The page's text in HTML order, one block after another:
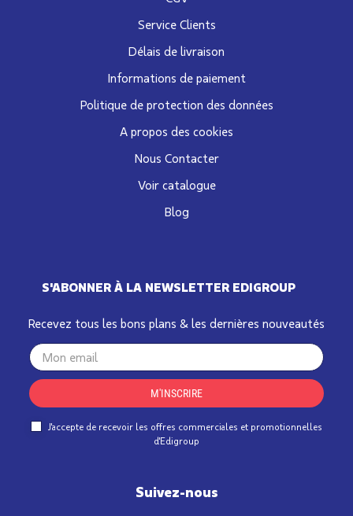
S'ABONNER À LA NEWSLETTER EDIGROUP
Recevez tous les bons plans & les dernières nouveautés
Your
email
M'INSCRIRE
J'accepte de recevoir les offres commerciales et promotionnelles
d'Edigroup
Service Clients
Délais de livraison
Informations de paiement
Politique de protection des données
A propos des cookies
Nous Contacter
Voir catalogue
Blog
Suivez-nous